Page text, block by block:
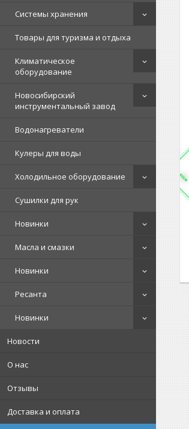
Системы хранения
Товары для туризма и отдыха
Климатическое
оборудование
Новосибирский
инструментальный завод
Водонагреватели
Кулеры для воды
Холодильное оборудование
Сушилки для рук
Новинки
Масла и смазки
Новинки
Ресанта
Новинки
Новости
О нас
Отзывы
Доставка и оплата